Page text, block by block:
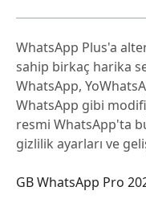
WhatsApp Plus'a
sahip birkaç harika
WhatsApp,
WhatsApp gibi
resmi WhatsApp'ta
gizlilik ayarları ve
GB WhatsApp Pro